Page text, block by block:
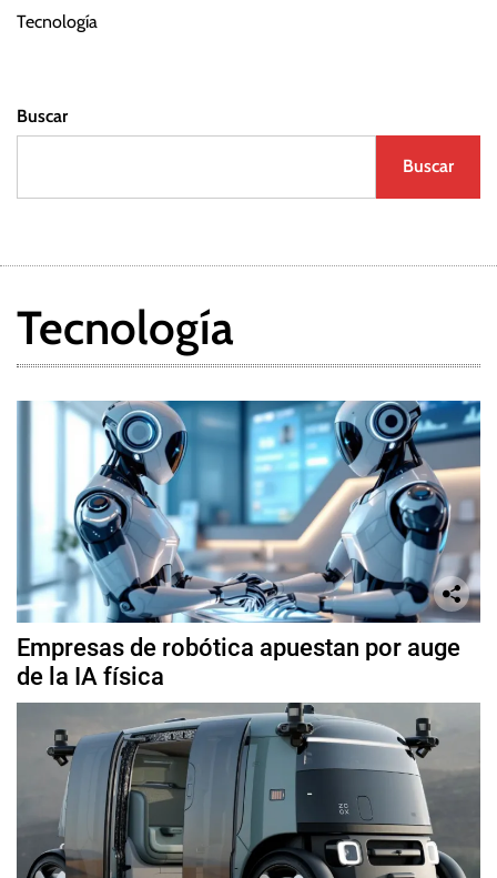
d
s
Tecnología
Buscar
Buscar
Tecnología
Empresas de robótica apuestan por auge
de la IA física